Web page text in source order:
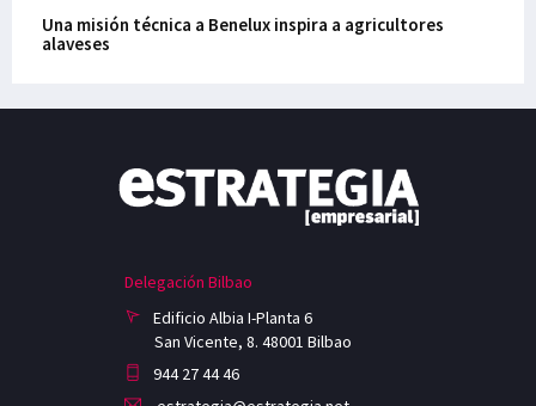
Una misión técnica a Benelux inspira a agricultores
alaveses
Delegación Bilbao
Edificio Albia I-Planta 6
San Vicente, 8. 48001 Bilbao
944 27 44 46